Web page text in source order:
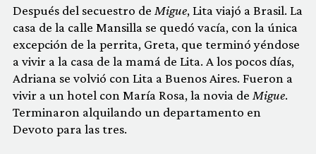
Después del secuestro de Migue, Lita viajó a Brasil. La
casa de la calle Mansilla se quedó vacía, con la única
excepción de la perrita, Greta, que terminó yéndose
a vivir a la casa de la mamá de Lita. A los pocos días,
Adriana se volvió con Lita a Buenos Aires. Fueron a
vivir a un hotel con María Rosa, la novia de Migue.
Terminaron alquilando un departamento en
Devoto para las tres.